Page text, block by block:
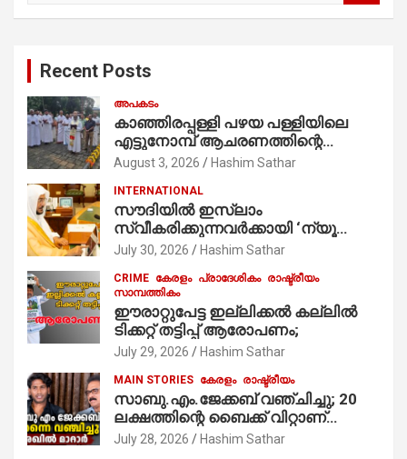
Recent Posts
അപകടം
കാഞ്ഞിരപ്പള്ളി പഴയ പള്ളിയിലെ
എട്ടുനോമ്പ് ആചരണത്തിന്റെ
ഭാഗമായുള്ള പന്തലിന്റെ കാൽനാട്ട്
കുര്യൻ താമരശ്ശേരി
നിർവഹിക്കുന്നു.
August 3, 2026 Hashim Sathar
INTERNATIONAL
സൗദിയില്‍ ഇസ്‌ലാം
സ്വീകരിക്കുന്നവര്‍ക്കായി ‘ന്യൂ
മുസ്ലിം’ ഡിജിറ്റല്‍ കാര്‍ഡ് സേവനം
July 30, 2026 Hashim Sathar
CRIME കേരളം പ്രാദേശികം രാഷ്ട്രീയം
സാമ്പത്തികം
ഈരാറ്റുപേട്ട ഇല്ലിക്കൽ കല്ലിൽ
ടിക്കറ്റ് തട്ടിപ്പ് ആരോപണം;
July 29, 2026 Hashim Sathar
MAIN STORIES കേരളം രാഷ്ട്രീയം
സാബു.എം.ജേക്കബ് വഞ്ചിച്ചു; 20
ലക്ഷത്തിന്റെ ബൈക്ക് വിറ്റാണ്
തൃക്കാക്കരയില്‍ മത്സരിച്ചത്!
July 28, 2026 Hashim Sathar